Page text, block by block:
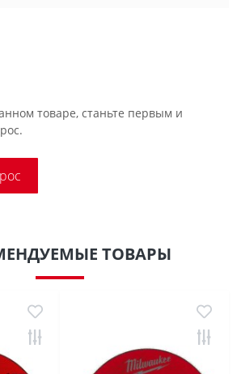
товаре, станьте первым и
ТОВАРЫ